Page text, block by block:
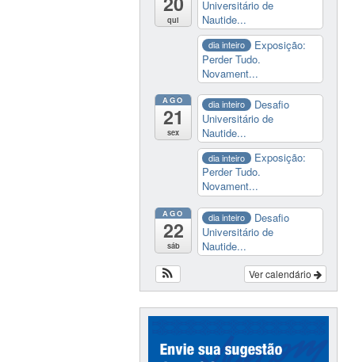
qui
Universitário de
Nautide...
dia inteiro
Exposição:
Perder Tudo.
Novament...
AGO
21
sex
dia inteiro
Desafio
Universitário de
Nautide...
dia inteiro
Exposição:
Perder Tudo.
Novament...
AGO
22
sáb
dia inteiro
Desafio
Universitário de
Nautide...
Ver calendário